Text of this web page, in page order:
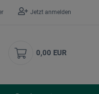
Jetzt anmelden
0,00 EUR